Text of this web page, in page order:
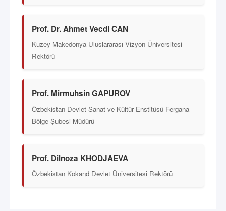
Prof. Dr. Ahmet Vecdi CAN
Kuzey Makedonya Uluslararası Vizyon Üniversitesi
Rektörü
Prof. Mirmuhsin GAPUROV
Özbekistan Devlet Sanat ve Kültür Enstitüsü Fergana
Bölge Şubesi Müdürü
Prof. Dilnoza KHODJAEVA
Özbekistan Kokand Devlet Üniversitesi Rektörü